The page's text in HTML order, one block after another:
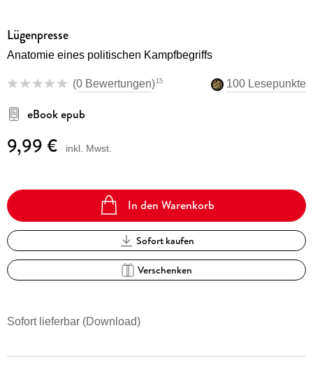
Lügenpresse
Anatomie eines politischen Kampfbegriffs
(0 Bewertungen)15 100 Lesepunkte
eBook epub
9,99 € inkl. Mwst.
In den Warenkorb
Sofort kaufen
Verschenken
Sofort lieferbar (Download)